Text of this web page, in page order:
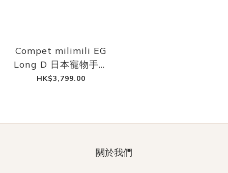
Compet milimili EG
Long D 日本寵物手推
車
HK$3,799.00
關於我們